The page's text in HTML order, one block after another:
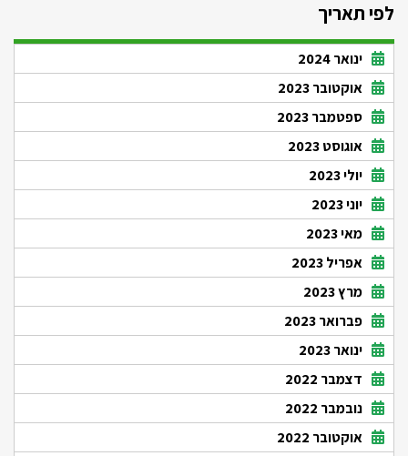
לפי תאריך
ינואר 2024
אוקטובר 2023
ספטמבר 2023
אוגוסט 2023
יולי 2023
יוני 2023
מאי 2023
אפריל 2023
מרץ 2023
פברואר 2023
ינואר 2023
דצמבר 2022
נובמבר 2022
אוקטובר 2022